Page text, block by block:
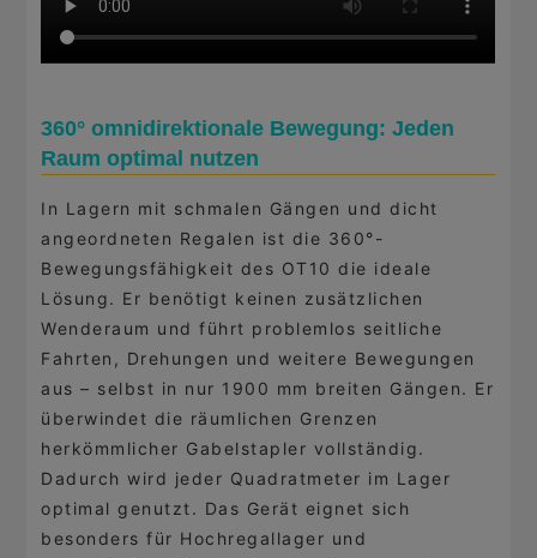
360° omnidirektionale Bewegung: Jeden
Raum optimal nutzen
In Lagern mit schmalen Gängen und dicht
angeordneten Regalen ist die 360°-
Bewegungsfähigkeit des OT10 die ideale
Lösung. Er benötigt keinen zusätzlichen
Wenderaum und führt problemlos seitliche
Fahrten, Drehungen und weitere Bewegungen
aus – selbst in nur 1900 mm breiten Gängen. Er
überwindet die räumlichen Grenzen
herkömmlicher Gabelstapler vollständig.
Dadurch wird jeder Quadratmeter im Lager
optimal genutzt. Das Gerät eignet sich
besonders für Hochregallager und